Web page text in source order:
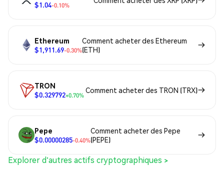
$1.04-0.10%
Ethereum
$1,911.69-0.30%
Comment acheter des Ethereum
(ETH)
TRON
$0.329792+0.70%
Comment acheter des TRON (TRX)
Pepe
$0.00000285-0.40%
Comment acheter des Pepe
(PEPE)
Explorer d'autres actifs cryptographiques >